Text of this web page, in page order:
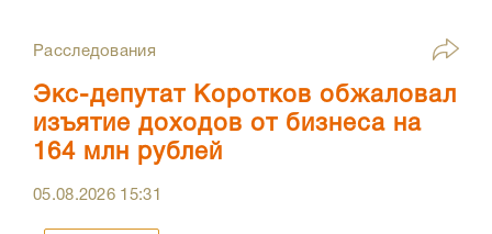
Расследования
Экс-депутат Коротков обжаловал
изъятие доходов от бизнеса на
164 млн рублей
05.08.2026 15:31